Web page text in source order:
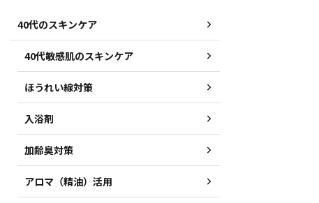
40代のスキンケア
40代敏感肌のスキンケア
ほうれい線対策
入浴剤
加齢臭対策
アロマ（精油）活用